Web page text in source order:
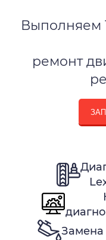
Выполняем
ремонт
Замена